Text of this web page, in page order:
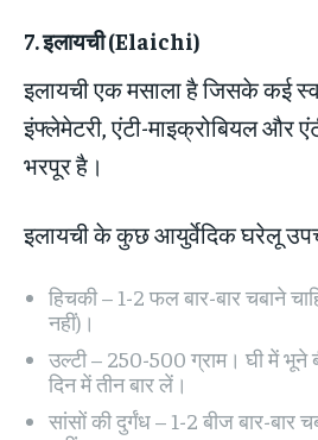
7.इलायची(Elaichi)
इलायची एक मसाला है जिसके कई
इंफ्लेमेटरी, एंटी-माइक्रोबियल और
भरपूर है।
इलायची के कुछ आयुर्वेदिक घरेलू
हिचकी – 1-2 फल बार-बार चबाने
नहीं)।
उल्टी – 250-500 ग्राम। घी में भूने
दिन में तीन बार लें।
सांसों की दुर्गंध – 1-2 बीज बार-बार